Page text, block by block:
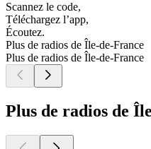
Scannez le code,
Téléchargez l’app,
Écoutez.
Plus de radios de Île-de-France
Plus de radios de Île-de-France
Plus de radios de